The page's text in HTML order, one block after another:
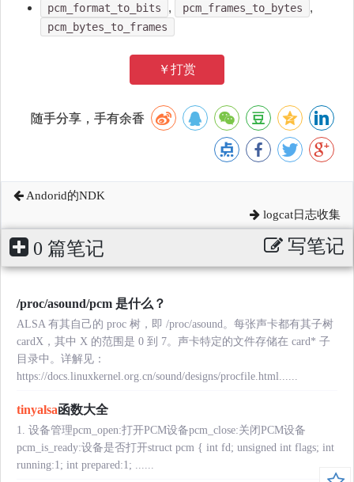
pcm_format_to_bits , pcm_frames_to_bytes ,
pcm_bytes_to_frames
￥打赏
随手分享，手有余香
Andorid的NDK
logcat日志收集
0 篇笔记 写笔记
/proc/asound/pcm 是什么？
ALSA 有其自己的 proc 树，即 /proc/asound。每张声卡都有其子树
cardX，其中 X 的范围是 0 到 7。声卡特定的文件存储在 card* 子
目录中。详解见：
https://docs.linuxkernel.org.cn/sound/designs/procfile.html......
tinyalsa函数大全
1. 设备管理pcm_open:打开PCM设备pcm_close:关闭PCM设备
pcm_is_ready:设备是否打开struct pcm { int fd; unsigned int flags; int
running:1; int prepared:1; ......